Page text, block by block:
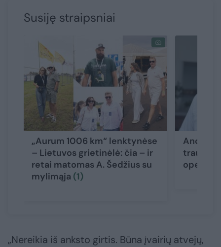
Susiję straipsniai
„Aurum 1006 km“ lenktynėse
– Lietuvos grietinėlė: čia – ir
retai matomas A. Šedžius su
mylimąja (1)
Andrius
traumą:
„Nereikia iš anksto girtis. Būna įvairių atvejų,